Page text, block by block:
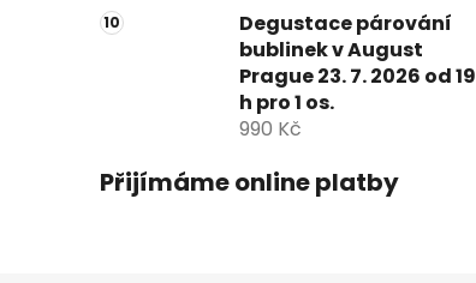
Degustace párování
bublinek v August
Prague 23. 7. 2026 od 19
h pro 1 os.
990 Kč
Přijímáme online platby